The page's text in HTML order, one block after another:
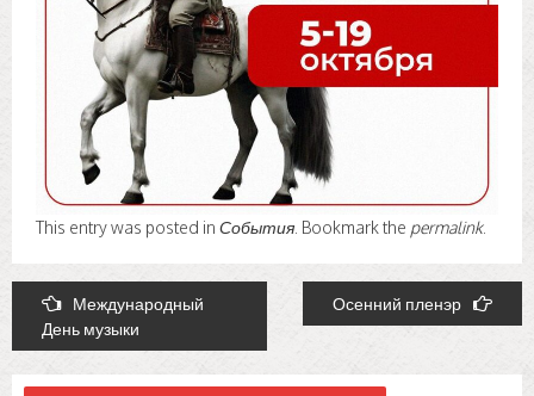
This entry was posted in События . Bookmark the permalink.
Post
navigation
Международный
День музыки
Осенний пленэр